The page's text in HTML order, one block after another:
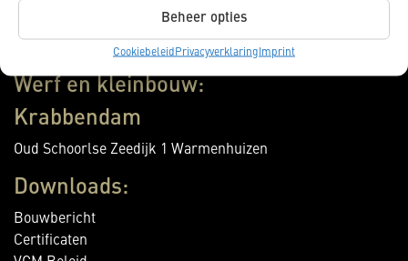
Beheer opties
Cookiebeleid Privacyverklaring Imprint
Werf en kleinbouw:
Krabbendam
Oud Schoorlse Zeedijk 1 Warmenhuizen
Downloads:
Bouwbericht
Certificaten